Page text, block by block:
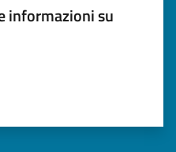
informazioni su